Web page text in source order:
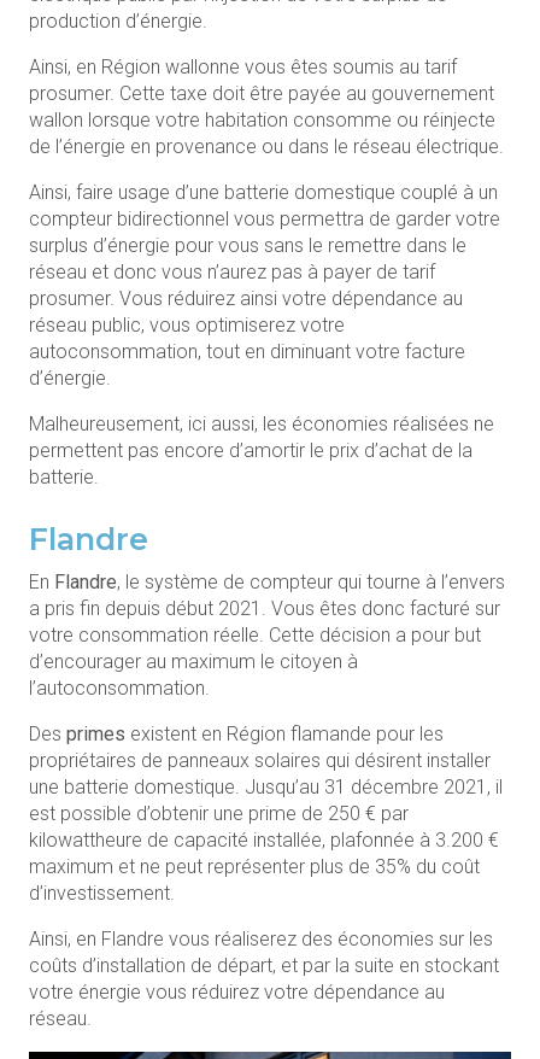
production d’énergie.
Ainsi, en Région wallonne vous êtes soumis au tarif
prosumer. Cette taxe doit être payée au gouvernement
wallon lorsque votre habitation consomme ou réinjecte
de l’énergie en provenance ou dans le réseau électrique.
Ainsi, faire usage d’une batterie domestique couplé à un
compteur bidirectionnel vous permettra de garder votre
surplus d’énergie pour vous sans le remettre dans le
réseau et donc vous n’aurez pas à payer de tarif
prosumer. Vous réduirez ainsi votre dépendance au
réseau public, vous optimiserez votre
autoconsommation, tout en diminuant votre facture
d’énergie.
Malheureusement, ici aussi, les économies réalisées ne
permettent pas encore d’amortir le prix d’achat de la
batterie.
Flandre
En Flandre, le système de compteur qui tourne à l’envers
a pris fin depuis début 2021. Vous êtes donc facturé sur
votre consommation réelle. Cette décision a pour but
d’encourager au maximum le citoyen à
l’autoconsommation.
Des primes existent en Région flamande pour les
propriétaires de panneaux solaires qui désirent installer
une batterie domestique. Jusqu’au 31 décembre 2021, il
est possible d’obtenir une prime de 250 € par
kilowattheure de capacité installée, plafonnée à 3.200 €
maximum et ne peut représenter plus de 35% du coût
d’investissement.
Ainsi, en Flandre vous réaliserez des économies sur les
coûts d’installation de départ, et par la suite en stockant
votre énergie vous réduirez votre dépendance au
réseau.